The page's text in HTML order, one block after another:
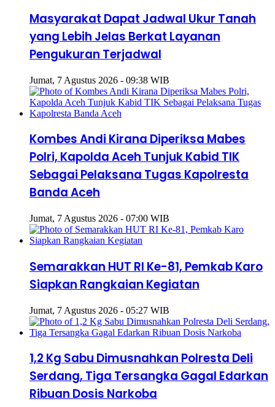
Masyarakat Dapat Jadwal Ukur Tanah
yang Lebih Jelas Berkat Layanan
Pengukuran Terjadwal
Jumat, 7 Agustus 2026 - 09:38 WIB
Kombes Andi Kirana Diperiksa Mabes
Polri, Kapolda Aceh Tunjuk Kabid TIK
Sebagai Pelaksana Tugas Kapolresta
Banda Aceh
Jumat, 7 Agustus 2026 - 07:00 WIB
Semarakkan HUT RI Ke-81, Pemkab Karo
Siapkan Rangkaian Kegiatan
Jumat, 7 Agustus 2026 - 05:27 WIB
1,2 Kg Sabu Dimusnahkan Polresta Deli
Serdang, Tiga Tersangka Gagal Edarkan
Ribuan Dosis Narkoba